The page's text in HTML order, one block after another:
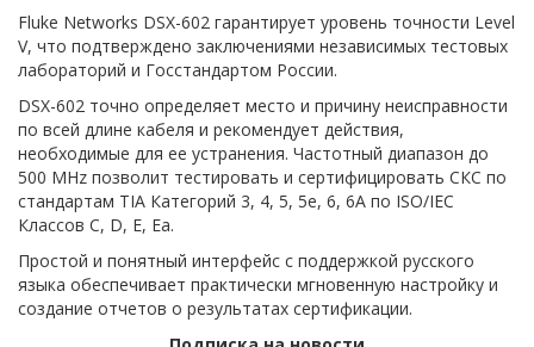
Fluke Networks DSX-602 гарантирует уровень точности Level
V, что подтверждено заключениями независимых тестовых
лабораторий и Госстандартом России.
DSX-602 точно определяет место и причину неисправности
по всей длине кабеля и рекомендует действия,
необходимые для ее устранения. Частотный диапазон до
500 MHz позволит тестировать и сертифицировать СКС по
стандартам TIA Категорий 3, 4, 5, 5e, 6, 6A по ISO/IEC
Классов C, D, E, Ea.
Простой и понятный интерфейс с поддержкой русского
языка обеспечивает практически мгновенную настройку и
создание отчетов о результатах сертификации.